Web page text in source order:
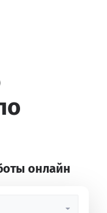
онлайн